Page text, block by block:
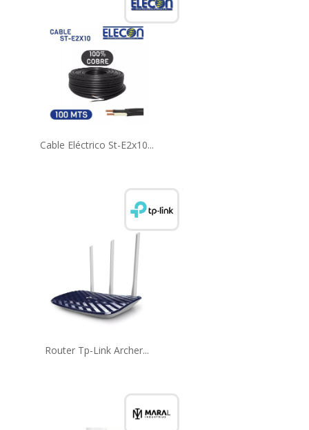
Cable Eléctrico St-E2x10...
Router Tp-Link Archer...